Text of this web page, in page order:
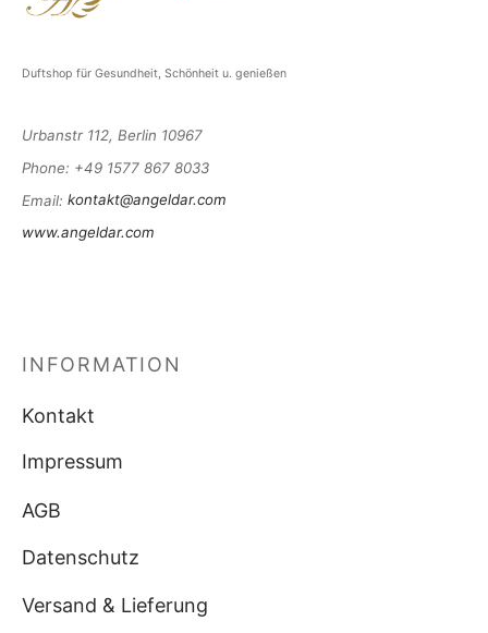
Duftshop für Gesundheit, Schönheit u. genießen
Urbanstr 112, Berlin 10967
Phone: +49 1577 867 8033
Email: kontakt@angeldar.com
www.angeldar.com
INFORMATION
Kontakt
Impressum
AGB
Datenschutz
Versand & Lieferung